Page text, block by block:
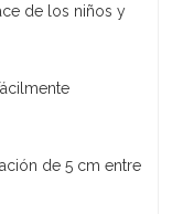
de los niños y
de 5 cm entre